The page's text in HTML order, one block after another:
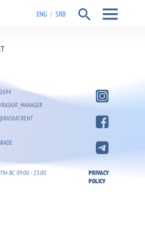
ENG SRB
/
ВС 09:00 - 23:00
PRIVACY
POLICY